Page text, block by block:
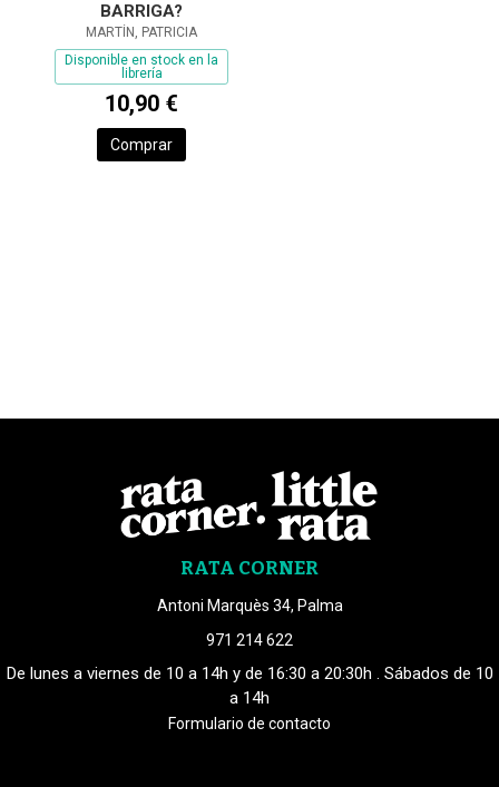
BARRIGA?
MARTÍN, PATRICIA
Disponible en stock en la
librería
10,90 €
Comprar
RATA CORNER
Antoni Marquès 34, Palma
971 214 622
De lunes a viernes de 10 a 14h y de 16:30 a 20:30h . Sábados de 10
a 14h
Formulario de contacto